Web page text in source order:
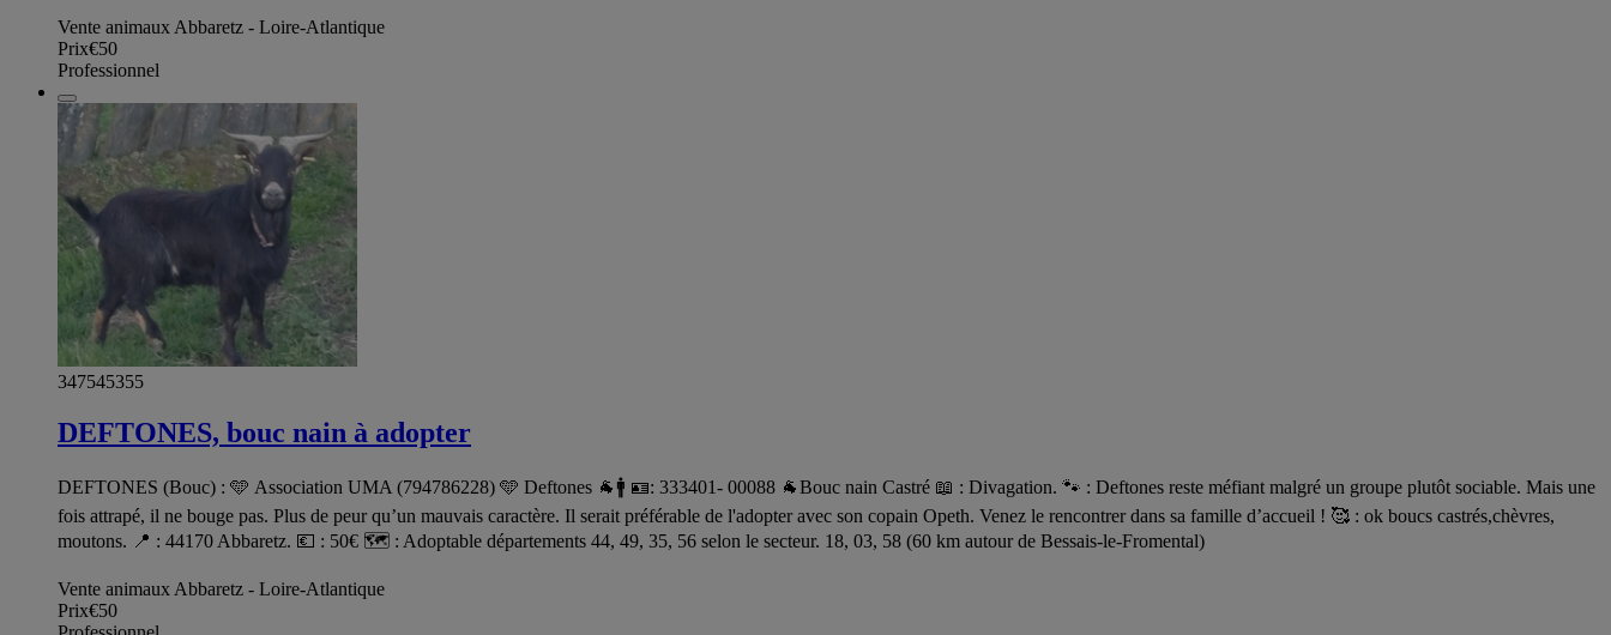
Vente animaux Abbaretz - Loire-Atlantique
Prix€50
Professionnel
347545355
DEFTONES, bouc nain à adopter
DEFTONES (Bouc) : 🩵 Association UMA (794786228) 🩵 Deftones 🐐🚹 🪪: 333401- 00088 🐐Bouc nain Castré 📖 : Divagation. 🐾 : Deftones reste méfiant malgré un groupe plutôt sociable. Mais une
fois attrapé, il ne bouge pas. Plus de peur qu’un mauvais caractère. Il serait préférable de l'adopter avec son copain Opeth. Venez le rencontrer dans sa famille d’accueil ! 🥰 : ok boucs castrés,chèvres,
moutons. 📍 : 44170 Abbaretz. 💶 : 50€ 🗺️ : Adoptable départements 44, 49, 35, 56 selon le secteur. 18, 03, 58 (60 km autour de Bessais-le-Fromental)
Vente animaux Abbaretz - Loire-Atlantique
Prix€50